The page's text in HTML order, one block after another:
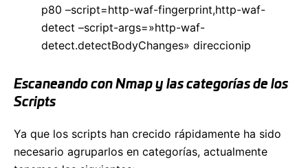
p80 –script=http-waf-fingerprint,http-waf-
detect –script-args=»http-waf-
detect.detectBodyChanges» direccionip
Escaneando con Nmap y las categorías de los
Scripts
Ya que los scripts han crecido rápidamente ha sido
necesario agruparlos en categorías, actualmente